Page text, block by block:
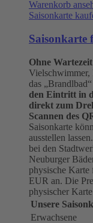
Warenkorb
Saisonkarte
Saisonkarte
Ohne
Vielschwimmer,
das
den Eintritt in
direkt zum
Scannen des
Saisonkarte
ausstellen
bei den
Neuburger
physische
EUR an. Die
physischer
Unsere
Erwachsene